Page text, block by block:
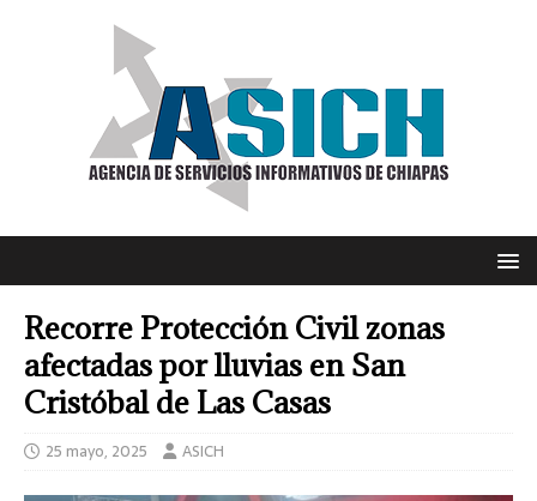
Recorre Protección Civil zonas
afectadas por lluvias en San
Cristóbal de Las Casas
25 mayo, 2025 ASICH